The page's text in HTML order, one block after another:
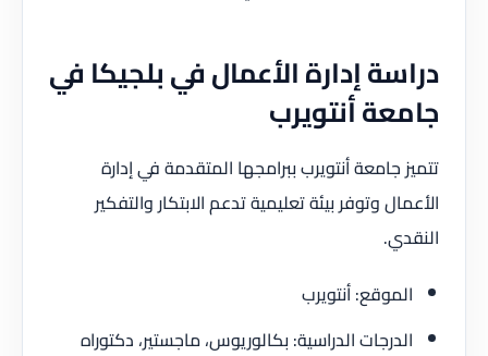
دراسة إدارة الأعمال في بلجيكا في
جامعة أنتويرب
تتميز جامعة أنتويرب ببرامجها المتقدمة في إدارة
الأعمال وتوفر بيئة تعليمية تدعم الابتكار والتفكير
النقدي.
الموقع: أنتويرب
الدرجات الدراسية: بكالوريوس، ماجستير، دكتوراه